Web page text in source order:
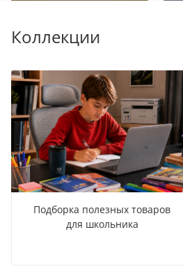
Коллекции
Подборка полезных товаров
для школьника